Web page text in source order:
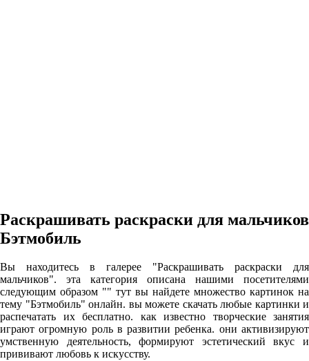
Раскрашивать раскраски для мальчиков
Бэтмобиль
Вы находитесь в галерее "Раскрашивать раскраски для
мальчиков". эта категория описана нашими посетителями
следующим образом "" тут вы найдете множество картинок на
тему "Бэтмобиль" онлайн. вы можете скачать любые картинки и
распечатать их бесплатно. как известно творческие занятия
играют огромную роль в развитии ребенка. они активизируют
умственную деятельность, формируют эстетический вкус и
прививают любовь к искусству.